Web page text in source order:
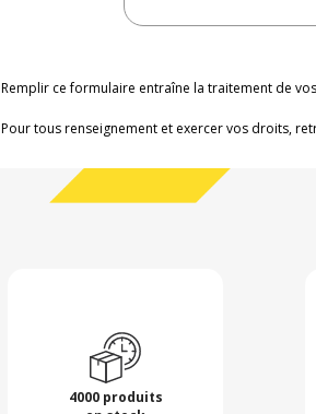
Remplir ce formulaire entraîne la traitement de
Pour tous renseignement et exercer vos droits,
4000 produits